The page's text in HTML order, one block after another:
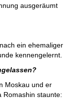
ausgeräumt
ein ehemaliger
kennengelernt.
Moskau und er
Romashin staunte: